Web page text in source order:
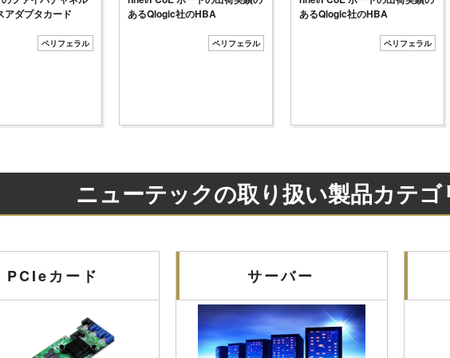
アダプタカード
ペリフェラル
あるQlogic社のHBA
ペリフェラル
あるQlogic社のHBA
ペリフェラル
ニューテックの取り扱い製品カテゴ
PCIeカード サーバー